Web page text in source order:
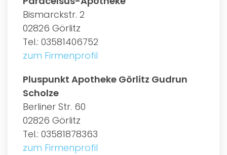
Bismarckstr. 2
02826 Görlitz
Tel.: 03581406752
zum Firmenprofil
Pluspunkt Apotheke Görlitz Gudrun
Scholze
Berliner Str. 60
02826 Görlitz
Tel.: 03581878363
zum Firmenprofil